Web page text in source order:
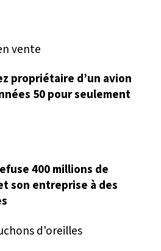
propriétaire d’un avion
50 pour seulement
400 millions de
son entreprise à des